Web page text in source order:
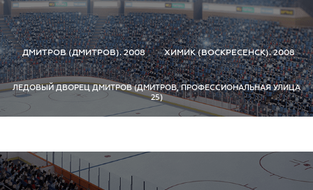
ДМИТРОВ (ДМИТРОВ). 2008 ХИМИК (ВОСКРЕСЕНСК). 2008
ЛЕДОВЫЙ ДВОРЕЦ ДМИТРОВ (ДМИТРОВ, ПРОФЕССИОНАЛЬНАЯ УЛИЦА
25)